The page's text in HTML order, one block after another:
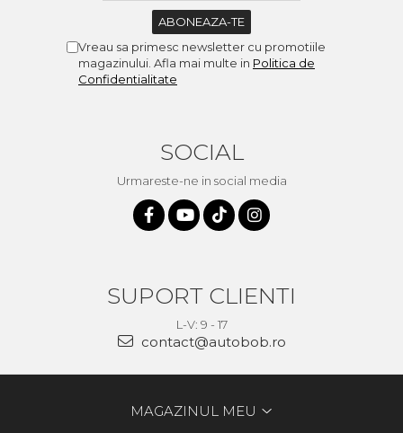
Vreau sa primesc newsletter cu promotiile
magazinului. Afla mai multe in Politica de
Confidentialitate
SOCIAL
Urmareste-ne in social media
SUPORT CLIENTI
L-V: 9 - 17
contact@autobob.ro
MAGAZINUL MEU